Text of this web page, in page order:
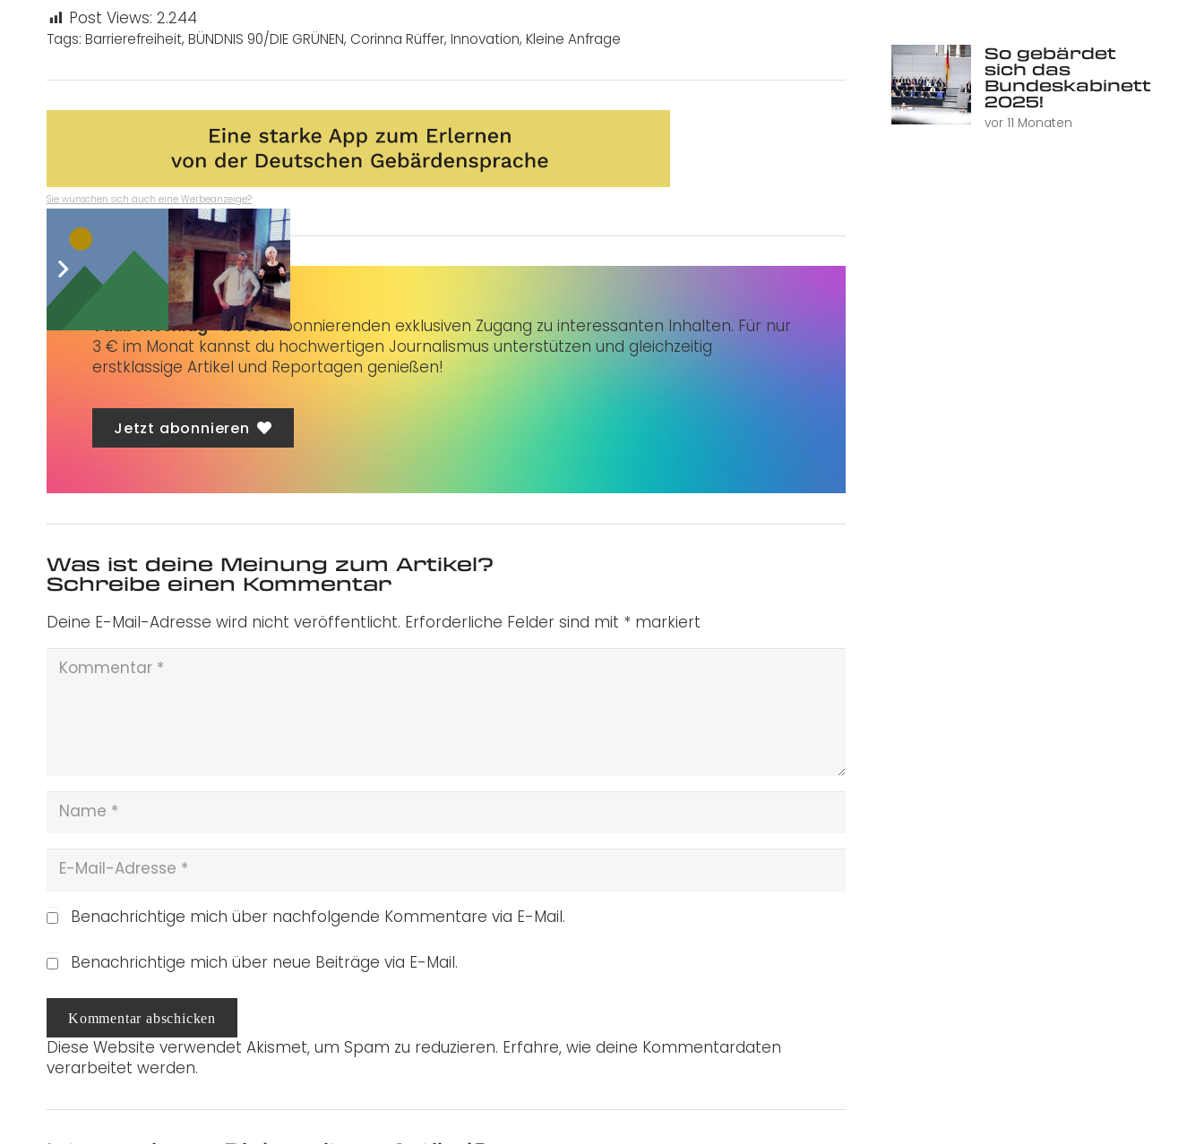
Post Views: 2.244
Tags: Barrierefreiheit, BÜNDNIS 90/DIE GRÜNEN, Corinna Rüffer, Innovation, Kleine Anfrage
Sie wünschen sich auch eine Werbeanzeige?
Taubenschlag+bietet Abonnierenden exklusiven Zugang zu interessanten Inhalten. Für nur
3 € im Monat kannst du hochwertigen Journalismus unterstützen und gleichzeitig
erstklassige Artikel und Reportagen genießen!
Jetzt abonnieren
Was ist deine Meinung zum Artikel?
Schreibe einen Kommentar
Deine E-Mail-Adresse wird nicht veröffentlicht. Erforderliche Felder sind mit * markiert
Benachrichtige mich über nachfolgende Kommentare via E-Mail.
Benachrichtige mich über neue Beiträge via E-Mail.
Kommentar abschicken
Diese Website verwendet Akismet, um Spam zu reduzieren. Erfahre, wie deine Kommentardaten
verarbeitet werden.
So gebärdet
sich das
Bundeskabinett
2025!
vor 11 Monaten